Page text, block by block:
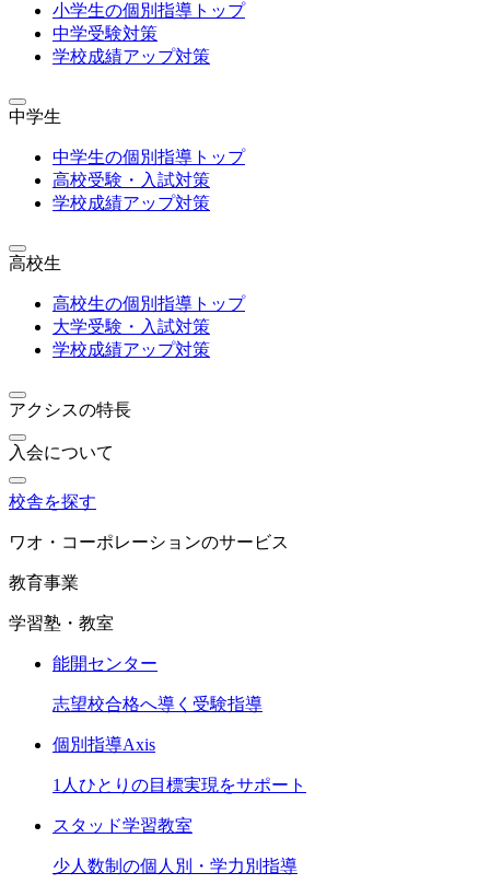
小学生の個別指導トップ
中学受験対策
学校成績アップ対策
中学生
中学生の個別指導トップ
高校受験・入試対策
学校成績アップ対策
高校生
高校生の個別指導トップ
大学受験・入試対策
学校成績アップ対策
アクシスの特長
入会について
校舎を探す
ワオ・コーポレーションのサービス
教育事業
学習塾・教室
能開センター
志望校合格へ導く受験指導
個別指導Axis
1人ひとりの目標実現をサポート
スタッド学習教室
少人数制の個人別・学力別指導